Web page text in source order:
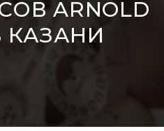
ARNOLD
КАЗАНИ